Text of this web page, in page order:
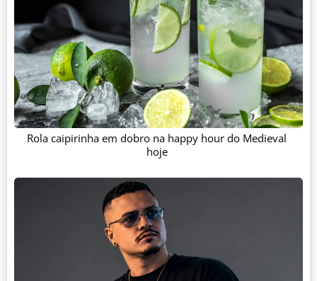
Rola caipirinha em dobro na happy hour do Medieval
hoje